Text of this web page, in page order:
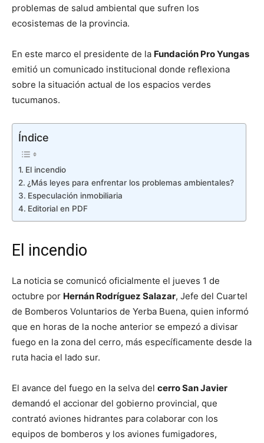
problemas de salud ambiental que sufren los
ecosistemas de la provincia.
En este marco el presidente de la Fundación Pro Yungas
emitió un comunicado institucional donde reflexiona
sobre la situación actual de los espacios verdes
tucumanos.
Índice
El incendio
¿Más leyes para enfrentar los problemas ambientales?
Especulación inmobiliaria
Editorial en PDF
El incendio
La noticia se comunicó oficialmente el jueves 1 de
octubre por Hernán Rodríguez Salazar, Jefe del Cuartel
de Bomberos Voluntarios de Yerba Buena, quien informó
que en horas de la noche anterior se empezó a divisar
fuego en la zona del cerro, más específicamente desde la
ruta hacia el lado sur.
El avance del fuego en la selva del cerro San Javier
demandó el accionar del gobierno provincial, que
contrató aviones hidrantes para colaborar con los
equipos de bomberos y los aviones fumigadores,